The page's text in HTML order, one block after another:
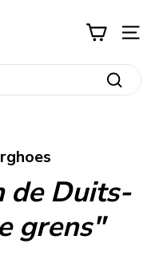
de Duits-
grens"